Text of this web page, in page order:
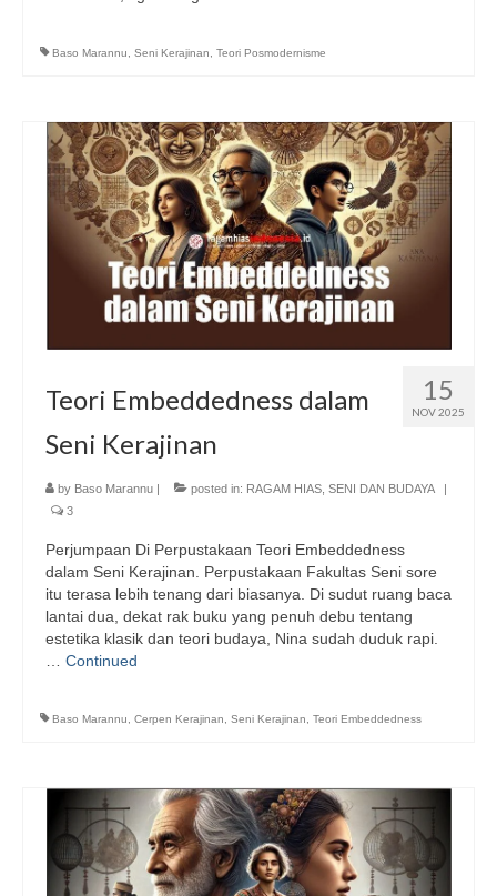
Baso Marannu Seni Kerajinan Teori Posmodernisme
15
NOV 2025
Teori Embeddedness dalam
Seni Kerajinan
by Baso Marannu posted in: RAGAM HIAS SENI DAN BUDAYA
3
Perjumpaan Di Perpustakaan Teori Embeddedness
dalam Seni Kerajinan. Perpustakaan Fakultas Seni sore
itu terasa lebih tenang dari biasanya. Di sudut ruang baca
lantai dua, dekat rak buku yang penuh debu tentang
estetika klasik dan teori budaya, Nina sudah duduk rapi.
… Continued
Baso Marannu, Cerpen Kerajinan, Seni Kerajinan, Teori Embeddedness